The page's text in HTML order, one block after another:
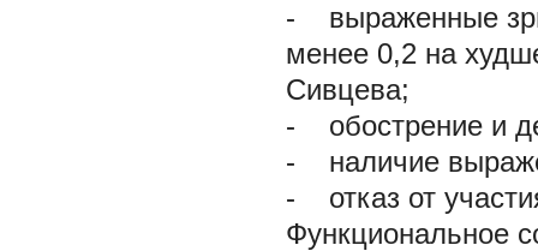
- выраженные
менее 0,2 на
Сивцева;
- обострение и
- наличие
- отказ от
Функциональное